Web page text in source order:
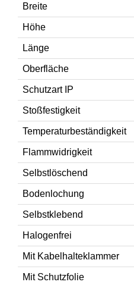
Breite
Höhe
Länge
Oberfläche
Schutzart IP
Stoßfestigkeit
Temperaturbeständigkeit
Flammwidrigkeit
Selbstlöschend
Bodenlochung
Selbstklebend
Halogenfrei
Mit Kabelhalteklammer
Mit Schutzfolie